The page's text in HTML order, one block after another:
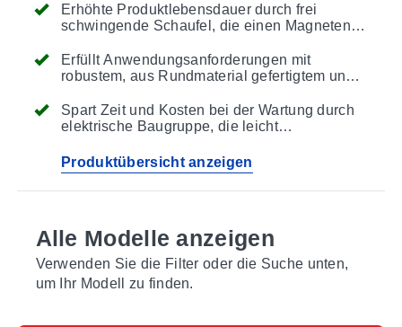
Erhöhte Produktlebensdauer durch frei
schwingende Schaufel, die einen Magneten
und einen Schnappschalter mittels eines
einfachen Hebelarms betätigt, ohne dass
ausfallen können
Erfüllt Anwendungsanforderungen mit
robustem, aus Rundmaterial gefertigtem und
Spart Zeit und Kosten bei der Wartung durch
elektrische Baugruppe, die leicht
aus der Installation zu entfernen, sodass der
Prozess nicht abgeschaltet werden muss
Produktübersicht anzeigen
Alle Modelle anzeigen
Verwenden Sie die Filter oder die Suche unten,
um Ihr Modell zu finden.